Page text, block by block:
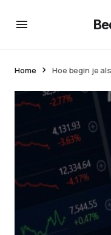
Home Hoe begin je